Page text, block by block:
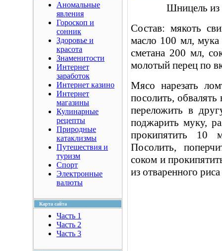
Аномальные
явления
Гороскоп и
сонник
Здоровье и
красота
Знаменитости
Интернет
заработок
Интернет казино
Интернет
магазины
Кулинарные
рецепты
Природные
катаклизмы
Путешествия и
туризм
Спорт
Электронные
валюты
Карта сайта
Часть 1
Часть 2
Часть 3
Шницель из
Состав: мякоть
масло 100 мл,
сметана 200 мл,
молотый перец по
Мясо нарезать
посолить,
переложить в
поджарить муку,
прокипятить 10
Посолить,
соком и
из отваренного